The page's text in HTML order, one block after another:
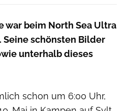
war beim North Sea Ultra
Seine schönsten Bilder
unterhalb dieses
schon um 6:00 Uhr,